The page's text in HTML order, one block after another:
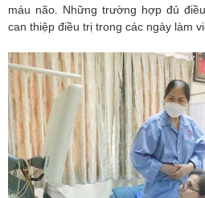
máu não. Những trường hợp đủ
can thiệp điều trị trong các ngày làm